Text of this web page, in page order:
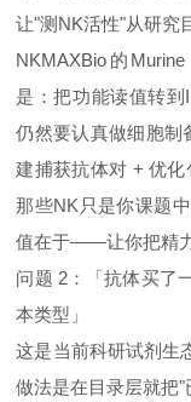
让"测NK活性"从研究
NKMAXBio的
是：把功能读值转到
仍然要认真做细胞制
建捕获抗体对 + 优
那些NK只是你课题
值在于——让你把精
问题 2：「抗体买了
本类型」
这是当前科研试剂生
做法是在目录层就把